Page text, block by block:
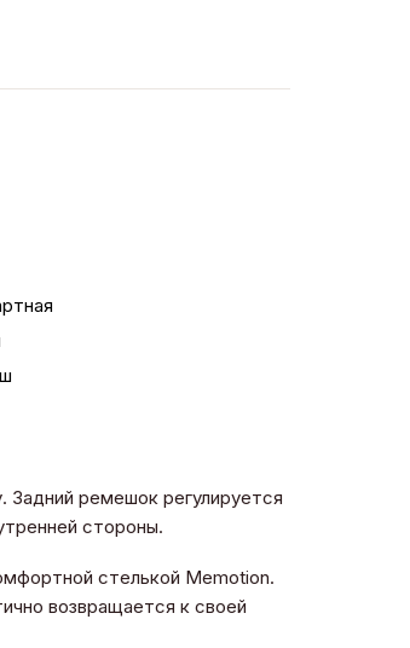
ремешок регулируется
стороны.
стелькой Memotion.
возвращается к своей